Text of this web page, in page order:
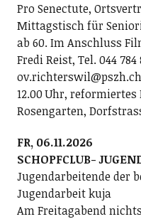
Pro Senectute,
Mittagstisch für
ab 60. Im Anschluss
Fredi Reist, Tel. 044
ov.richterswil@pszh.ch
12.00 Uhr,
Rosengarten,
FR, 06.11.2026
SCHOPFCLUB-
Jugendarbeitende der
Jugendarbeit kuja
Am Freitagabend